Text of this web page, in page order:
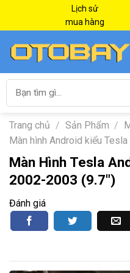
Lịch sử
mua hàng
Tìm
Trang chủ / Sản Phẩm /
Màn hình Android kiểu Tesla
Màn Hình Tesla
2002-2003 (9.7″)
Đánh giá